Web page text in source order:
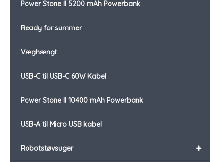
Power Stone II 5200 mAh Powerbank
Ready for summer
Væghængt
USB-C til USB-C 60W Kabel
Power Stone II 10400 mAh Powerbank
USB-A til Micro USB kabel
+
Robotstøvsuger